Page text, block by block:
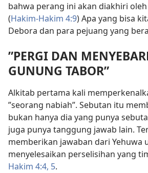
bahwa perang ini akan diakhiri
(Hakim-Hakim 4:9) Apa yang bisa
Debora dan para pejuang yang
”PERGI DAN
GUNUNG TABOR”
Alkitab pertama kali
”seorang nabiah”. Sebutan itu
bukan hanya dia yang punya
juga punya tanggung jawab lain.
memberikan jawaban dari Yehuwa
menyelesaikan perselisihan yang
Hakim 4:4, 5.